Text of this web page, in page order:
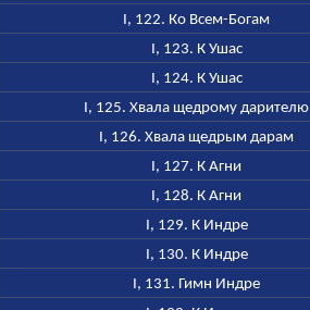
I, 122. Ко Всем-Богам
I, 123. К Ушас
I, 124. К Ушас
I, 125. Хвала щедрому дарителю
I, 126. Хвала щедрым дарам
I, 127. К Агни
I, 128. К Агни
I, 129. К Индре
I, 130. К Индре
I, 131. Гимн Индре